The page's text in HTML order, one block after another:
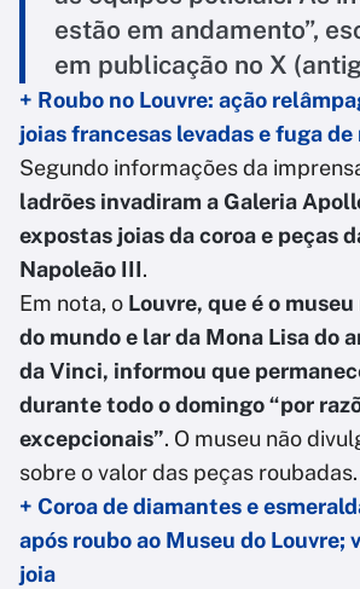
estão em andamento”,
em publicação no X
+ Roubo no Louvre: ação
joias francesas levadas e fuga de
Segundo informações da
ladrões invadiram a Galeria
expostas joias da coroa e peças
Napoleão III.
Em nota, o Louvre, que é o
do mundo e lar da Mona Lisa do
da Vinci, informou que
durante todo o domingo “por
excepcionais”. O museu não
sobre o valor das peças roubadas.
+ Coroa de diamantes e
após roubo ao Museu do Louvre;
joia